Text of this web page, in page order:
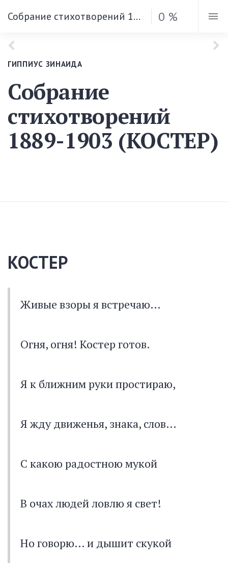
Собрание стихотворений 1889-1903 (КОСТЕР) 0 %
ГИППИУС ЗИНАИДА
Собрание
стихотворений
1889-1903 (КОСТЕР)
КОСТЕР
Живые взоры я встречаю…
Огня, огня! Костер готов.
Я к ближним руки простираю,
Я жду движенья, знака, слов…
С какою радостною мукой
В очах людей ловлю я свет!
Но говорю… и дышит скукой